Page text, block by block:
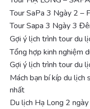
Tour SaPa 3 Ngày 2 –
Tour Sapa 3 Ngày 3
Gợi ý lịch trình tour du
Tổng hợp kinh nghiệm
Gợi ý lịch trình tour du
Mách bạn bí kíp du
nhất
Du lịch Hạ Long 2